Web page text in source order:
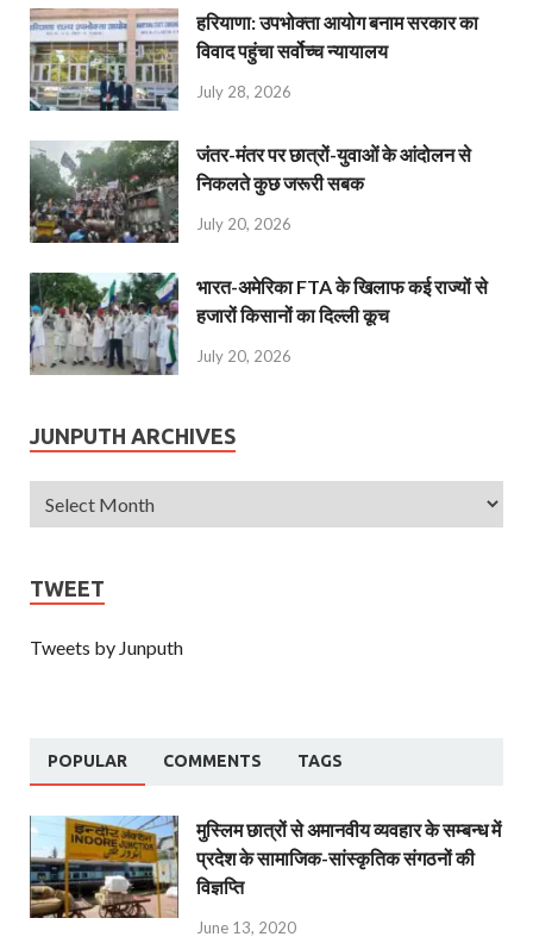
हरियाणा: उपभोक्ता आयोग बनाम सरकार का
विवाद पहुंचा सर्वोच्च न्यायालय
July 28, 2026
जंतर-मंतर पर छात्रों-युवाओं के आंदोलन से
निकलते कुछ जरूरी सबक
July 20, 2026
भारत-अमेरिका FTA के खिलाफ कई राज्यों से
हजारों किसानों का दिल्ली कूच
July 20, 2026
JUNPUTH ARCHIVES
TWEET
Tweets by Junputh
POPULAR COMMENTS TAGS
मुस्लिम छात्रों से अमानवीय व्यवहार के सम्बन्ध में
प्रदेश के सामाजिक-सांस्कृतिक संगठनों की
विज्ञप्ति
June 13, 2020